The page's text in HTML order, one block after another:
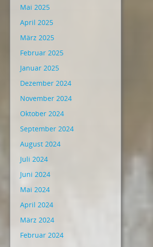
Mai 2025
April 2025
März 2025
Februar 2025
Januar 2025
Dezember 2024
November 2024
Oktober 2024
September 2024
August 2024
Juli 2024
Juni 2024
Mai 2024
April 2024
März 2024
Februar 2024